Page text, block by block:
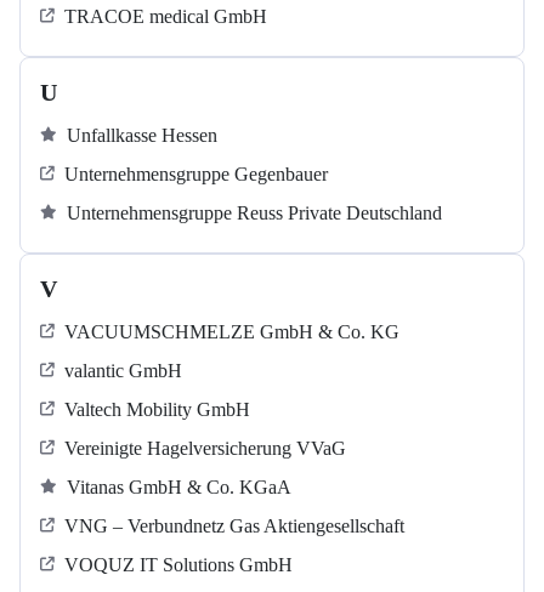
TRACOE medical GmbH
U
Unfallkasse Hessen
Unternehmensgruppe Gegenbauer
Unternehmensgruppe Reuss Private Deutschland
V
VACUUMSCHMELZE GmbH & Co. KG
valantic GmbH
Valtech Mobility GmbH
Vereinigte Hagelversicherung VVaG
Vitanas GmbH & Co. KGaA
VNG – Verbundnetz Gas Aktiengesellschaft
VOQUZ IT Solutions GmbH